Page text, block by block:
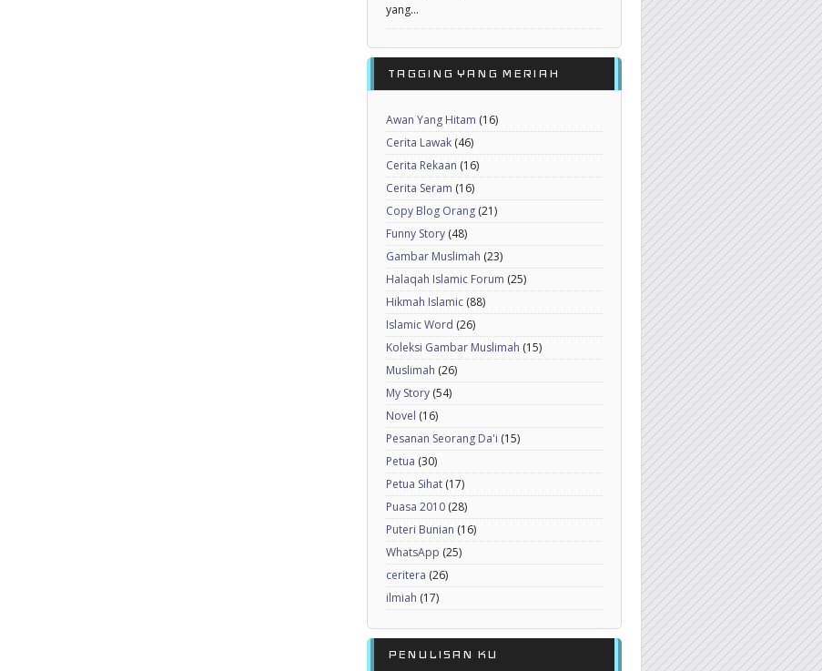
yang...
TAGGING YANG MERIAH
Awan Yang Hitam (16)
Cerita Lawak (46)
Cerita Rekaan (16)
Cerita Seram (16)
Copy Blog Orang (21)
Funny Story (48)
Gambar Muslimah (23)
Halaqah Islamic Forum (25)
Hikmah Islamic (88)
Islamic Word (26)
Koleksi Gambar Muslimah (15)
Muslimah (26)
My Story (54)
Novel (16)
Pesanan Seorang Da'i (15)
Petua (30)
Petua Sihat (17)
Puasa 2010 (28)
Puteri Bunian (16)
WhatsApp (25)
ceritera (26)
ilmiah (17)
PENULISAN KU